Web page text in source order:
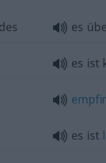
es
es ist
es ist